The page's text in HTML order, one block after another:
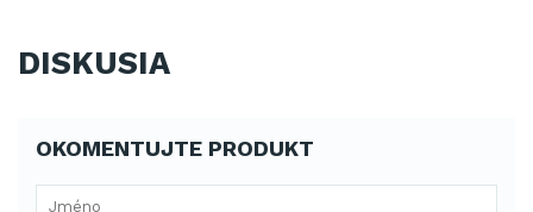
DISKUSIA
OKOMENTUJTE PRODUKT